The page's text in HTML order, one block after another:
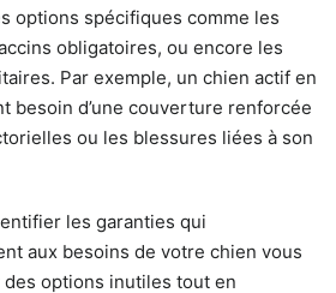
options spécifiques comme les
obligatoires, ou encore les
Par exemple, un chien actif en
besoin d’une couverture renforcée
ou les blessures liées à son
les garanties qui
aux besoins de votre chien vous
options inutiles tout en